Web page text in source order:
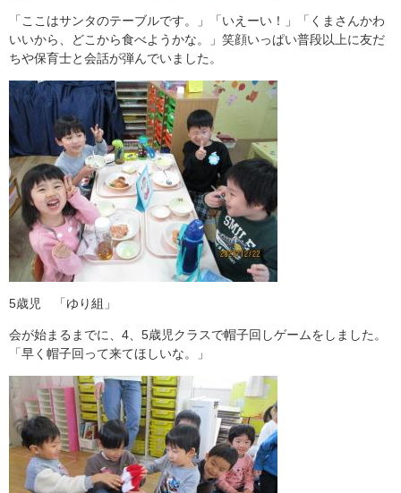
「ここはサンタのテーブルです。」「いえーい！」「くまさんかわ
いいから、どこから食べようかな。」笑顔いっぱい普段以上に友だ
ちや保育士と会話が弾んでいました。
5歳児 「ゆり組」
会が始まるまでに、4、5歳児クラスで帽子回しゲームをしました。
「早く帽子回って来てほしいな。」